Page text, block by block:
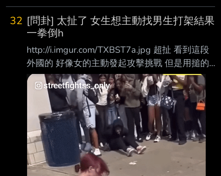
32 [問卦] 太扯了 女生想主動找男生打架結果
一拳倒h
http://i.imgur.com/TXBST7a.jpg 超扯 看到這段
外國的 好像女的主動發起攻擊挑戰 但是用搥的
結果男的不爽直接一拳結束 女的直接被打茫在
地上 太扯了吧 怎有女的敢直接跟男生打架 有人
說男的算克制了 分出勝負就沒要補 真的牙起來
女的會直接被打死 有沒有這麼誇張？
http://i.imgur.com/bWnLTqg.jpg 看到下面有人
說 女生唯一能贏的 就只有這樣幾類會怕傷到妳
的 現實中男女差距原來這麼大？ 有沒有八卦？
-- 真假 男生優勢這麼大喔.. 怎你的說法跟大家不